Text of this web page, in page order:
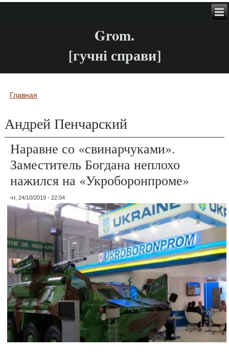
Grom.
[гучні справи]
Вы здесь
Главная
Андрей Пенчарский
Наравне со «свинарчуками».
Заместитель Богдана неплохо
нажился на «Укроборонпроме»
чт, 24/10/2019 - 22:04